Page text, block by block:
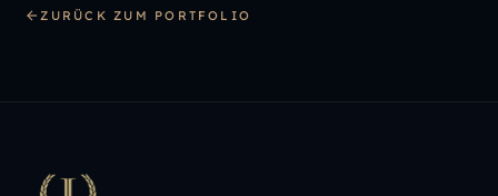
ZURÜCK ZUM PORTFOLIO